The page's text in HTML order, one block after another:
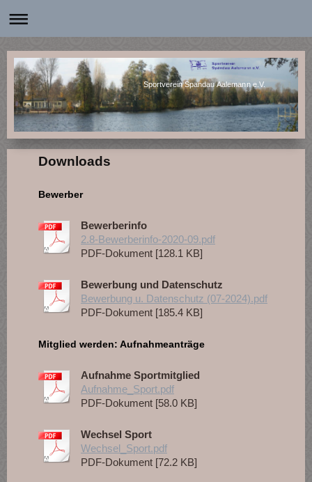
Sportverein Spandau Aalemann e.V.
Downloads
Bewerber
Bewerberinfo
2.8-Bewerberinfo-2020-09.pdf
PDF-Dokument [128.1 KB]
Bewerbung und Datenschutz
Bewerbung u. Datenschutz (07-2024).pdf
PDF-Dokument [185.4 KB]
Mitglied werden: Aufnahmeanträge
Aufnahme Sportmitglied
Aufnahme_Sport.pdf
PDF-Dokument [58.0 KB]
Wechsel Sport
Wechsel_Sport.pdf
PDF-Dokument [72.2 KB]